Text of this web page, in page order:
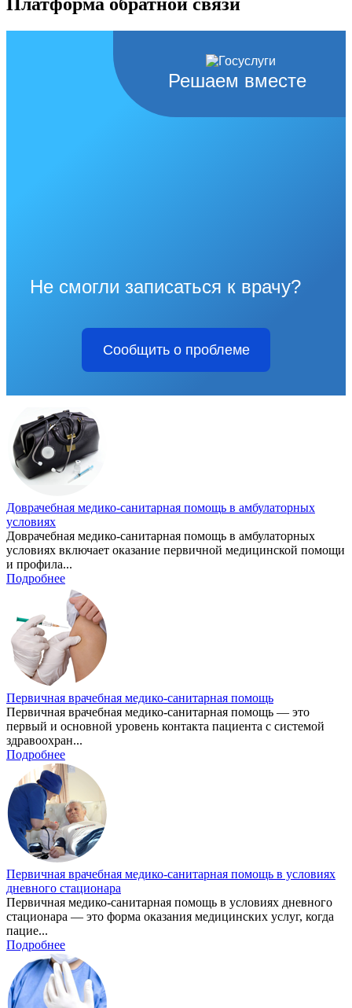
Решаем вместе
Не смогли записаться к врачу?
Сообщить о проблеме
Доврачебная медико-санитарная помощь в амбулаторных
условиях
Доврачебная медико-санитарная помощь в амбулаторных
условиях включает оказание первичной медицинской помощи
и профила...
Подробнее
Первичная врачебная медико-санитарная помощь
Первичная врачебная медико-санитарная помощь — это
первый и основной уровень контакта пациента с системой
здравоохран...
Подробнее
Первичная врачебная медико-санитарная помощь в условиях
дневного стационара
Первичная медико-санитарная помощь в условиях дневного
стационара — это форма оказания медицинских услуг, когда
пацие...
Подробнее